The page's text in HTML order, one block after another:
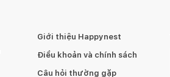
Giới thiệu Happynest
Điều khoản và chính sách
Câu hỏi thường gặp